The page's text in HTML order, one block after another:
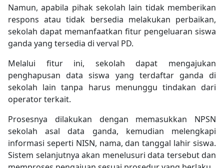
Namun, apabila pihak sekolah lain tidak memberikan
respons atau tidak bersedia melakukan perbaikan,
sekolah dapat memanfaatkan fitur pengeluaran siswa
ganda yang tersedia di verval PD.
Melalui fitur ini, sekolah dapat mengajukan
penghapusan data siswa yang terdaftar ganda di
sekolah lain tanpa harus menunggu tindakan dari
operator terkait.
Prosesnya dilakukan dengan memasukkan NPSN
sekolah asal data ganda, kemudian melengkapi
informasi seperti NISN, nama, dan tanggal lahir siswa.
Sistem selanjutnya akan menelusuri data tersebut dan